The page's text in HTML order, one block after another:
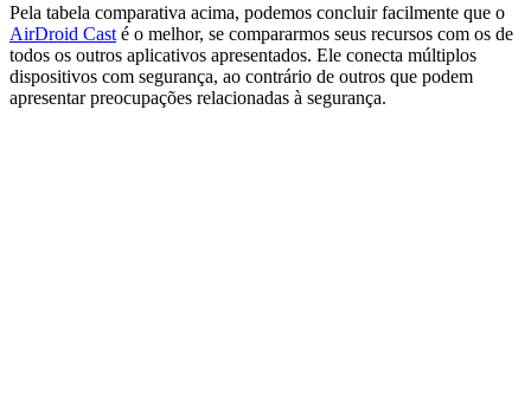
Pela tabela comparativa acima, podemos concluir facilmente que o
AirDroid Cast é o melhor, se compararmos seus recursos com os de
todos os outros aplicativos apresentados. Ele conecta múltiplos
dispositivos com segurança, ao contrário de outros que podem
apresentar preocupações relacionadas à segurança.